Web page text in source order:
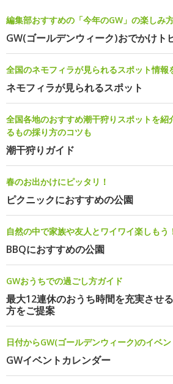
編集部おすすめの「今年のGW」の楽しみ
GW(ゴールデンウィーク)おでかけト
全国のネモフィラが見られるスポット情報
ネモフィラが見られるスポット
全国各地のおすすめ潮干狩りスポットを紹
るもの採り方のコツも
潮干狩りガイド
春のお出かけにピッタリ！
ピクニックにおすすめの公園
自然の中で家族や友人とワイワイ楽しもう
BBQにおすすめの公園
GWおうちでの過ごし方ガイド
最大12連休のおうち時間を充実させ
方をご提案
日付からGW(ゴールデンウィーク)のイベ
GWイベントカレンダー